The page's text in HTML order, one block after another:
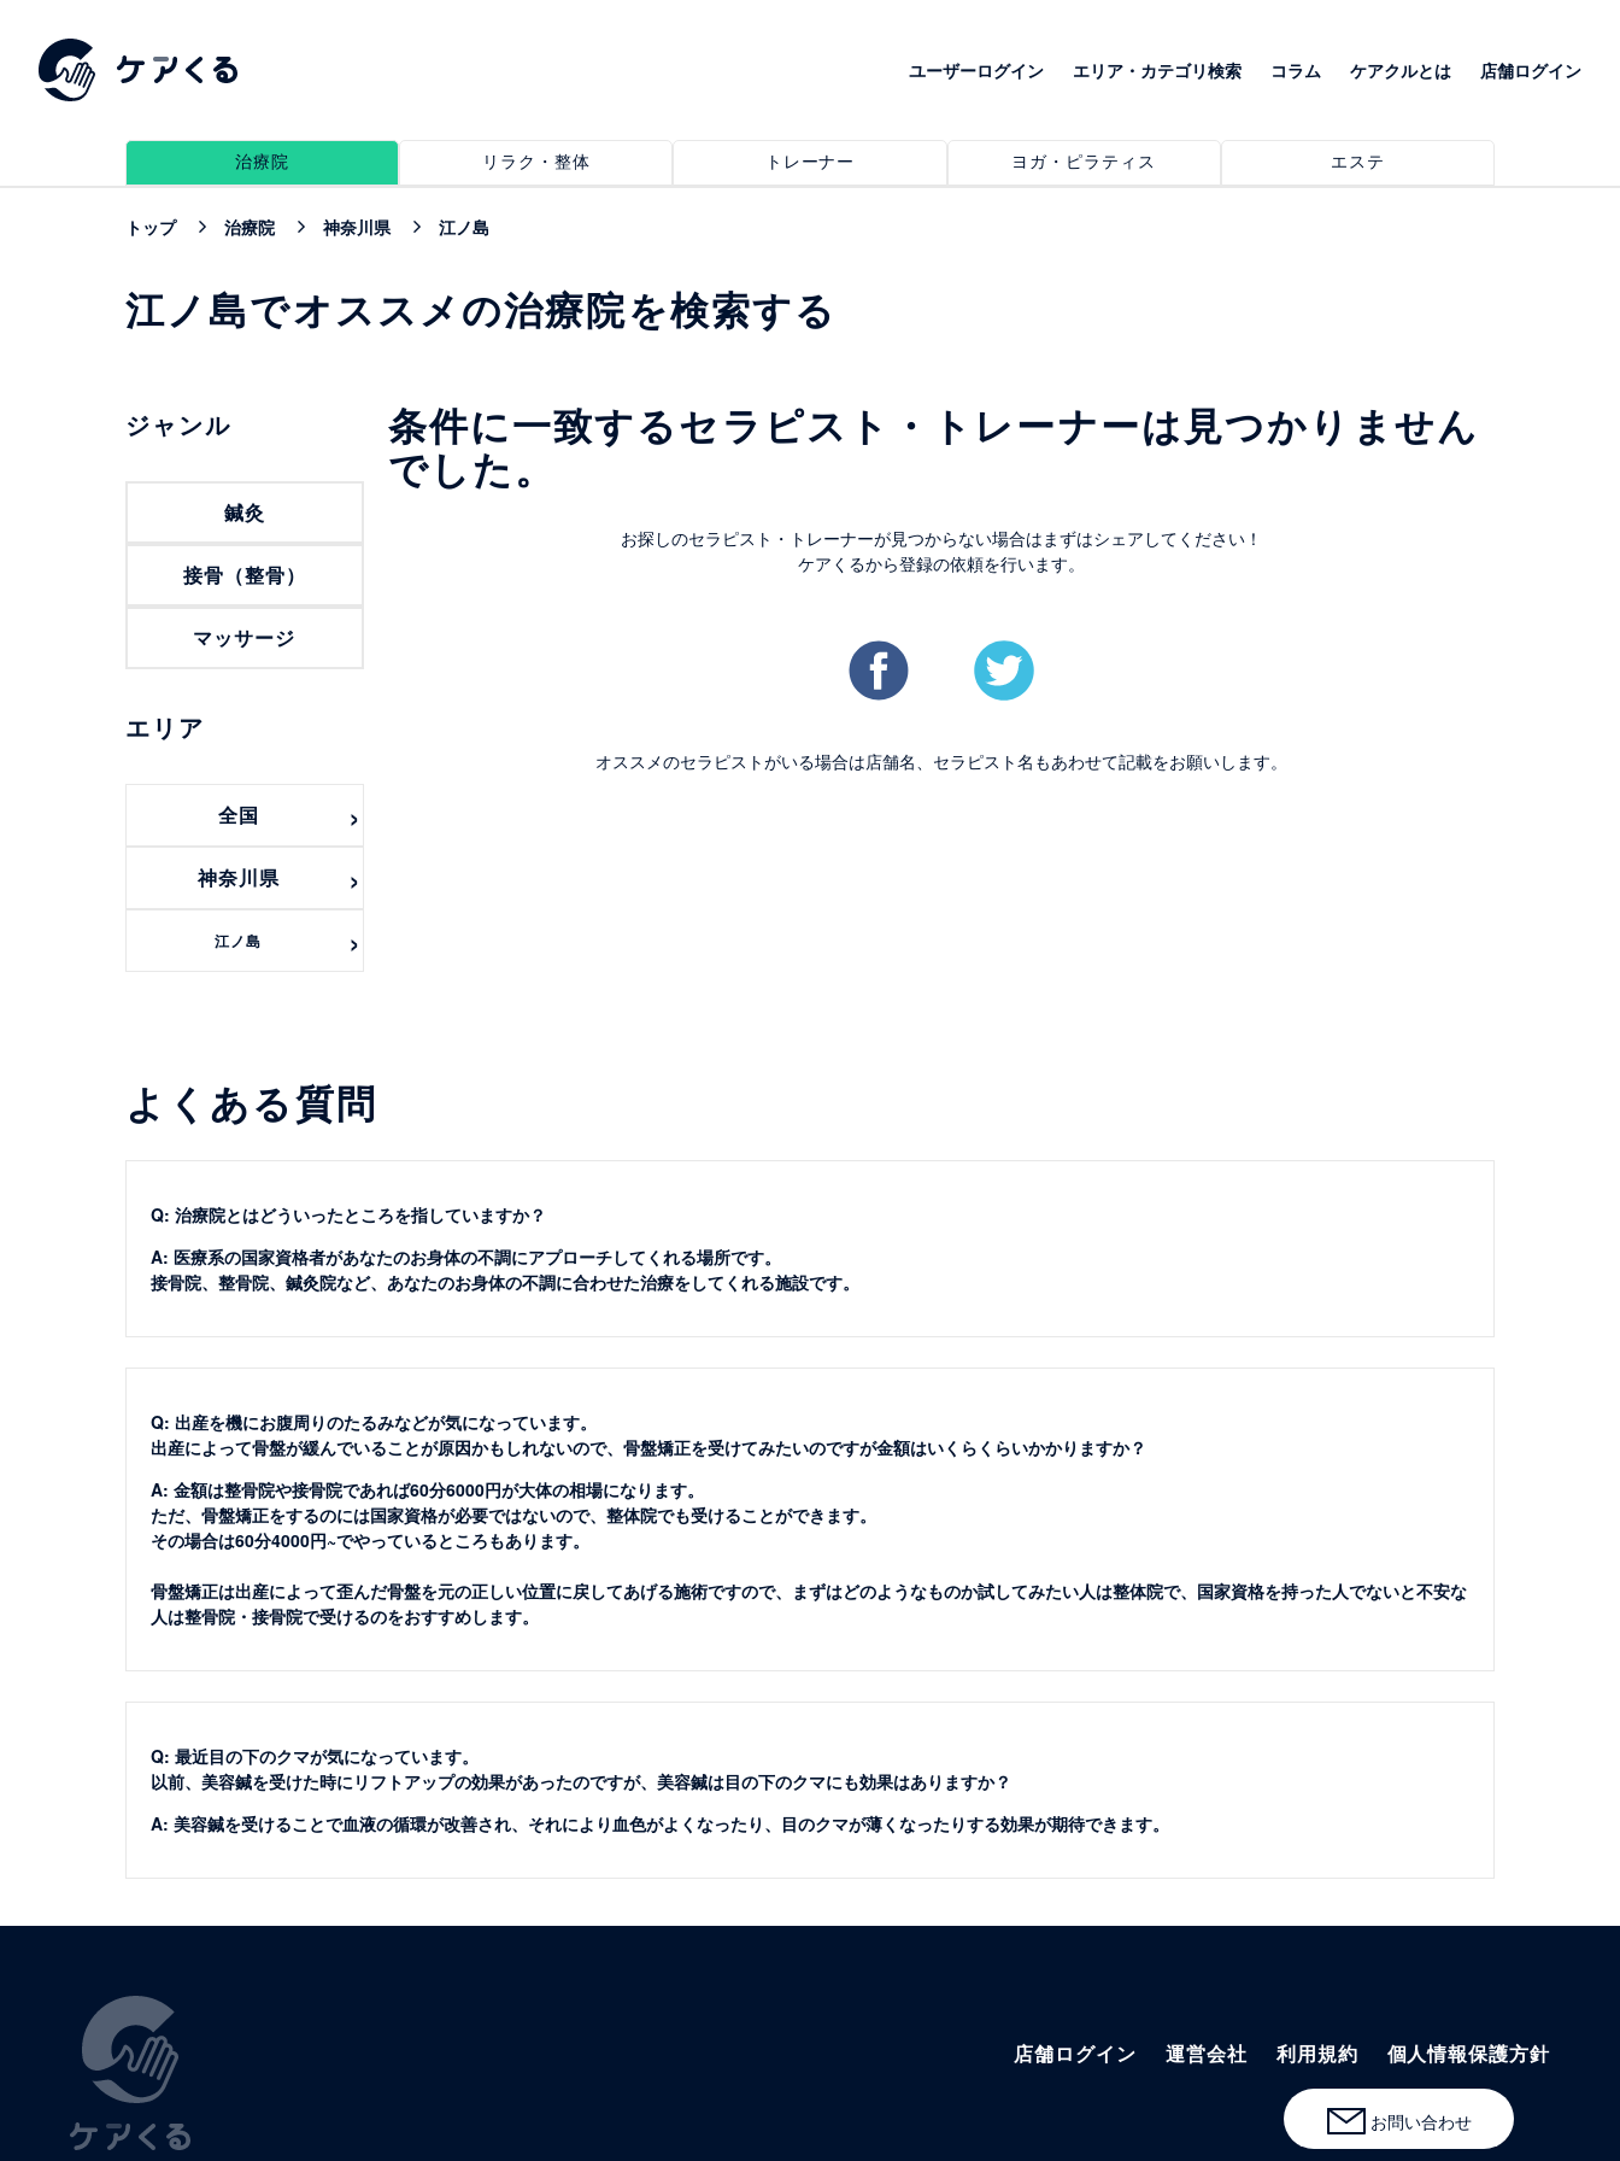
ユーザーログイン エリア・カテゴリ検索 コラム ケアクルとは 店舗ログイン
治療院 リラク・整体 トレーナー ヨガ・ピラティス エステ
トップ 治療院 神奈川県 江ノ島
江ノ島でオススメの治療院を検索する
ジャンル
鍼灸
接骨（整骨）
マッサージ
エリア
全国
神奈川県
江ノ島
条件に一致するセラピスト・トレーナーは見つかりません
でした。
お探しのセラピスト・トレーナーが見つからない場合はまずはシェアしてください！
ケアくるから登録の依頼を行います。
オススメのセラピストがいる場合は店舗名、セラピスト名もあわせて記載をお願いします。
よくある質問
Q: 治療院とはどういったところを指していますか？
A: 医療系の国家資格者があなたのお身体の不調にアプローチしてくれる場所です。
接骨院、整骨院、鍼灸院など、あなたのお身体の不調に合わせた治療をしてくれる施設です。
Q: 出産を機にお腹周りのたるみなどが気になっています。
出産によって骨盤が緩んでいることが原因かもしれないので、骨盤矯正を受けてみたいのですが金額はいくらくらいかかりますか？
A: 金額は整骨院や接骨院であれば60分6000円が大体の相場になります。
ただ、骨盤矯正をするのには国家資格が必要ではないので、整体院でも受けることができます。
その場合は60分4000円~でやっているところもあります。
骨盤矯正は出産によって歪んだ骨盤を元の正しい位置に戻してあげる施術ですので、まずはどのようなものか試してみたい人は整体院で、国家資格を持った人でないと不安な
人は整骨院・接骨院で受けるのをおすすめします。
Q: 最近目の下のクマが気になっています。
以前、美容鍼を受けた時にリフトアップの効果があったのですが、美容鍼は目の下のクマにも効果はありますか？
A: 美容鍼を受けることで血液の循環が改善され、それにより血色がよくなったり、目のクマが薄くなったりする効果が期待できます。
店舗ログイン 運営会社 利用規約 個人情報保護方針
お問い合わせ